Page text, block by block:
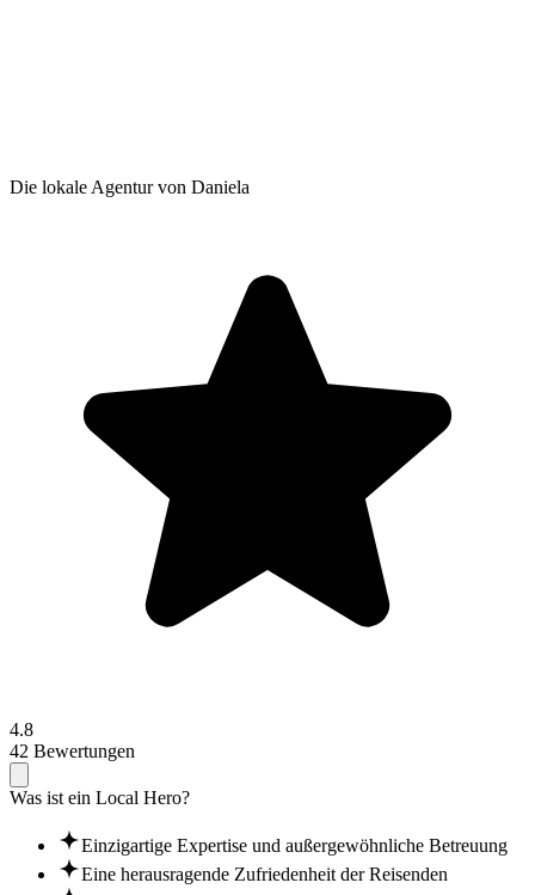
Die lokale Agentur von Daniela
4.8
42 Bewertungen
Was ist ein Local Hero?
Einzigartige Expertise und außergewöhnliche Betreuung
Eine herausragende Zufriedenheit der Reisenden